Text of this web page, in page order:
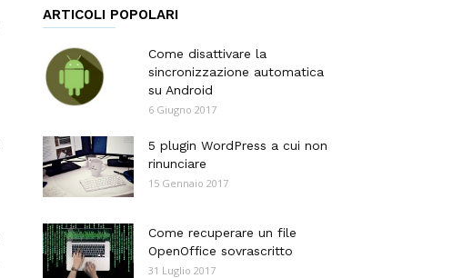
ARTICOLI POPOLARI
Come disattivare la
sincronizzazione automatica
su Android
6 Giugno 2017
5 plugin WordPress a cui non
rinunciare
15 Gennaio 2017
Come recuperare un file
OpenOffice sovrascritto
31 Luglio 2017